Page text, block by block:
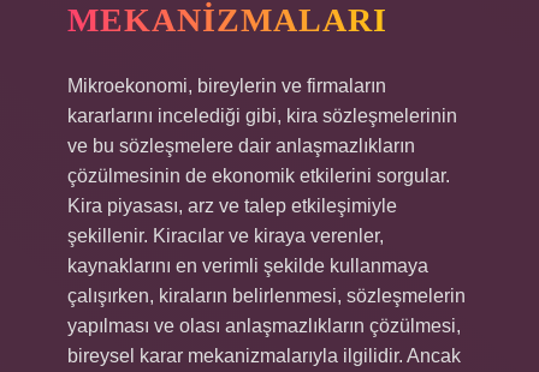
MEKANIZMALARI
Mikroekonomi, bireylerin ve firmaların
kararlarını incelediği gibi, kira sözleşmelerinin
ve bu sözleşmelere dair anlaşmazlıkların
çözülmesinin de ekonomik etkilerini sorgular.
Kira piyasası, arz ve talep etkileşimiyle
şekillenir. Kiracılar ve kiraya verenler,
kaynaklarını en verimli şekilde kullanmaya
çalışırken, kiraların belirlenmesi, sözleşmelerin
yapılması ve olası anlaşmazlıkların çözülmesi,
bireysel karar mekanizmalarıyla ilgilidir. Ancak